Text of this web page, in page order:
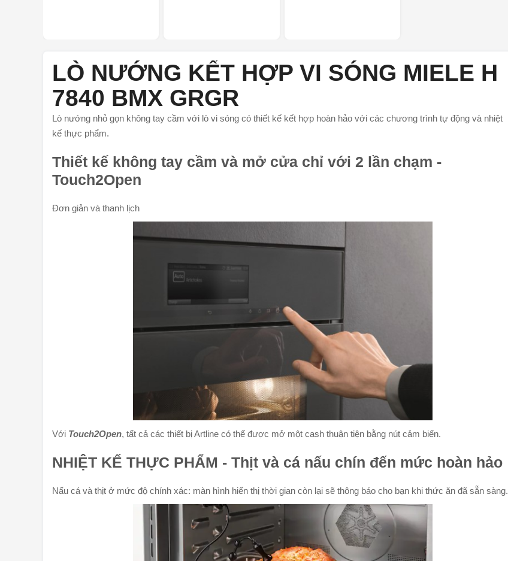
LÒ NƯỚNG KẾT HỢP VI SÓNG MIELE H
7840 BMX GRGR
Lò nướng nhỏ gọn không tay cầm với lò vi sóng có thiết kế kết hợp hoàn hảo với các chương trình tự động và nhiệt
kế thực phẩm.
Thiết kế không tay cầm và mở cửa chỉ với 2 lần chạm -
Touch2Open
Đơn giản và thanh lịch
Với Touch2Open, tất cả các thiết bị Artline có thể được mở một cash thuận tiện bằng nút cảm biến.
NHIỆT KẾ THỰC PHẨM - Thịt và cá nấu chín đến mức hoàn hảo
Nấu cá và thịt ở mức độ chính xác: màn hình hiển thị thời gian còn lại sẽ thông báo cho bạn khi thức ăn đã sẵn sàng.